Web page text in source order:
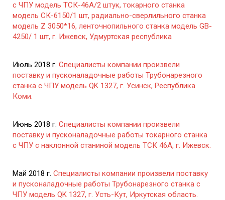
с ЧПУ модель ТСК-46А/2 штук, токарного станка
модель СК-6150/1 шт, радиально-сверлильного станка
модель Z 3050*16, ленточнопильного станка модель GB-
4250/ 1 шт, г. Ижевск, Удмуртская республика
Июль 2018 г. Специалисты компании произвели
поставку и пусконаладочные работы Трубонарезного
станка с ЧПУ модель QK 1327, г. Усинск, Республика
Коми.
Июнь 2018 г. Специалисты компании произвели
поставку и пусконаладочные работы токарного станка
с ЧПУ с наклонной станиной модель ТСК 46А, г. Ижевск.
Май 2018 г. Специалисты компании произвели поставку
и пусконаладочные работы Трубонарезного станка с
ЧПУ модель QK 1327, г. Усть-Кут, Иркутская область.